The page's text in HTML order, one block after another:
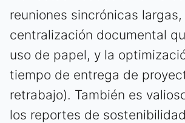
reuniones sincrónicas largas,
centralización documental
uso de papel, y la
tiempo de entrega de
retrabajo). También es
los reportes de